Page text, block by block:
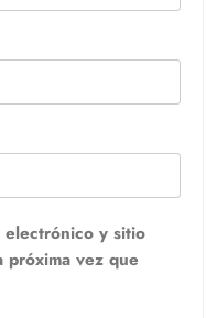
electrónico y sitio
próxima vez que